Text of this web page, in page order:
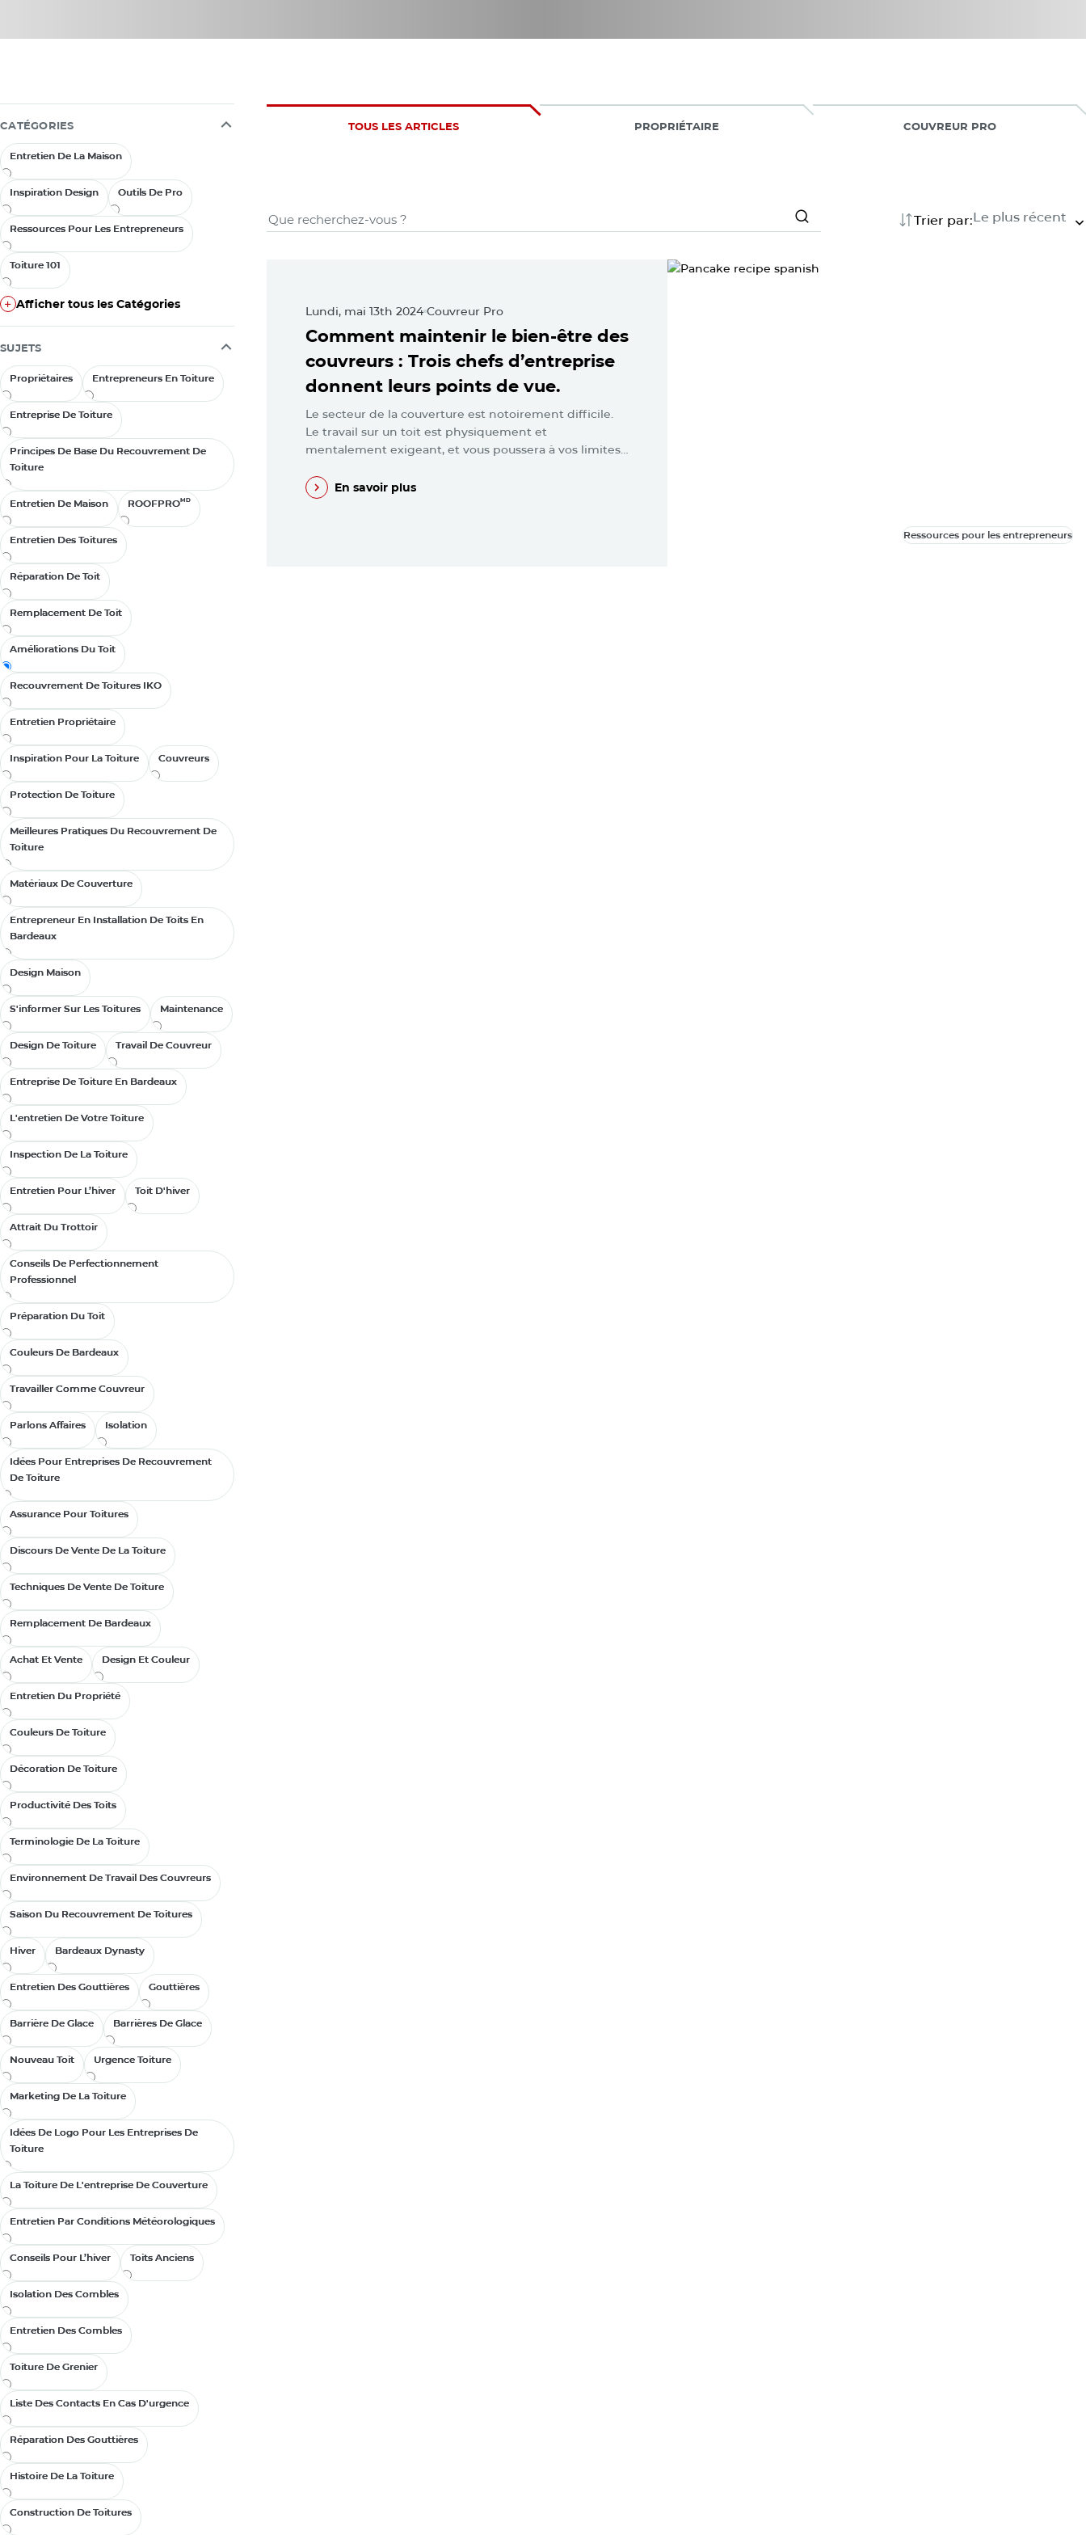
CATÉGORIES
Entretien De La Maison
Entretien De La Maison
Inspiration Design
Inspiration Design Outils De Pro
Outils De Pro
Ressources Pour Les Entrepreneurs
Ressources Pour Les Entrepreneurs
Toiture 101
Toiture 101
Afficher tous les Catégories
SUJETS
Propriétaires
Propriétaires Entrepreneurs En Toiture
Entrepreneurs En Toiture
Entreprise De Toiture
Entreprise De Toiture
Principes De Base Du Recouvrement De
Toiture
Principes De Base Du Recouvrement De
Toiture
Entretien De Maison
Entretien De Maison ROOFPROMD
ROOFPROMD
Entretien Des Toitures
Entretien Des Toitures
Réparation De Toit
Réparation De Toit
Remplacement De Toit
Remplacement De Toit
Améliorations Du Toit
Améliorations Du Toit
Recouvrement De Toitures IKO
Recouvrement De Toitures IKO
Entretien Propriétaire
Entretien Propriétaire
Inspiration Pour La Toiture
Inspiration Pour La Toiture Couvreurs
Couvreurs
Protection De Toiture
Protection De Toiture
Meilleures Pratiques Du Recouvrement De
Toiture
Meilleures Pratiques Du Recouvrement De
Toiture
Matériaux De Couverture
Matériaux De Couverture
Entrepreneur En Installation De Toits En
Bardeaux
Entrepreneur En Installation De Toits En
Bardeaux
Design Maison
Design Maison
S'informer Sur Les Toitures
S'informer Sur Les Toitures Maintenance
Maintenance
Design De Toiture
Design De Toiture Travail De Couvreur
Travail De Couvreur
Entreprise De Toiture En Bardeaux
Entreprise De Toiture En Bardeaux
L'entretien De Votre Toiture
L'entretien De Votre Toiture
Inspection De La Toiture
Inspection De La Toiture
Entretien Pour L’hiver
Entretien Pour L’hiver Toit D'hiver
Toit D'hiver
Attrait Du Trottoir
Attrait Du Trottoir
Conseils De Perfectionnement
Professionnel
Conseils De Perfectionnement
Professionnel
Préparation Du Toit
Préparation Du Toit
Couleurs De Bardeaux
Couleurs De Bardeaux
Travailler Comme Couvreur
Travailler Comme Couvreur
Parlons Affaires
Parlons Affaires Isolation
Isolation
Idées Pour Entreprises De Recouvrement
De Toiture
Idées Pour Entreprises De Recouvrement
De Toiture
Assurance Pour Toitures
Assurance Pour Toitures
Discours De Vente De La Toiture
Discours De Vente De La Toiture
Techniques De Vente De Toiture
Techniques De Vente De Toiture
Remplacement De Bardeaux
Remplacement De Bardeaux
Achat Et Vente
Achat Et Vente Design Et Couleur
Design Et Couleur
Entretien Du Propriété
Entretien Du Propriété
Couleurs De Toiture
Couleurs De Toiture
Décoration De Toiture
Décoration De Toiture
Productivité Des Toits
Productivité Des Toits
Terminologie De La Toiture
Terminologie De La Toiture
Environnement De Travail Des Couvreurs
Environnement De Travail Des Couvreurs
Saison Du Recouvrement De Toitures
Saison Du Recouvrement De Toitures
Hiver
Hiver Bardeaux Dynasty
Bardeaux Dynasty
Entretien Des Gouttières
Entretien Des Gouttières Gouttières
Gouttières
Barrière De Glace
Barrière De Glace Barrières De Glace
Barrières De Glace
Nouveau Toit
Nouveau Toit Urgence Toiture
Urgence Toiture
Marketing De La Toiture
Marketing De La Toiture
Idées De Logo Pour Les Entreprises De
Toiture
Idées De Logo Pour Les Entreprises De
Toiture
La Toiture De L'entreprise De Couverture
La Toiture De L'entreprise De Couverture
Entretien Par Conditions Météorologiques
Entretien Par Conditions Météorologiques
Conseils Pour L’hiver
Conseils Pour L’hiver Toits Anciens
Toits Anciens
Isolation Des Combles
Isolation Des Combles
Entretien Des Combles
Entretien Des Combles
Toiture De Grenier
Toiture De Grenier
Liste Des Contacts En Cas D'urgence
Liste Des Contacts En Cas D'urgence
Réparation Des Gouttières
Réparation Des Gouttières
Histoire De La Toiture
Histoire De La Toiture
Construction De Toitures
Construction De Toitures
TOUS LES ARTICLES PROPRIÉTAIRE COUVREUR PRO
Améliorations Du Toit
Search
Search
Trier par:Le plus récent
Ressources pour les entrepreneurs
Lundi, mai 13th 2024 Couvreur Pro
Comment maintenir le bien-être des
couvreurs : Trois chefs d’entreprise
donnent leurs points de vue.
Le secteur de la couverture est notoirement difficile.
Le travail sur un toit est physiquement et
mentalement exigeant, et vous poussera à vos limites…
En savoir plus